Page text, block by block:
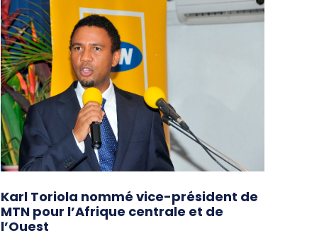
Karl Toriola nommé vice-président de
MTN pour l’Afrique centrale et de
l’Ouest